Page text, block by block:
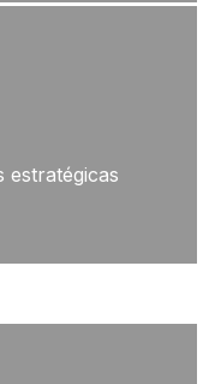
estratégicas